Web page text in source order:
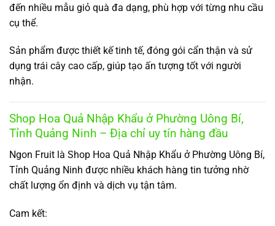
đến nhiều mẫu giỏ quà đa dạng, phù hợp với từng nhu cầu
cụ thể.
Sản phẩm được thiết kế tinh tế, đóng gói cẩn thận và sử
dụng trái cây cao cấp, giúp tạo ấn tượng tốt với người
nhận.
Shop Hoa Quả Nhập Khẩu ở Phường Uông Bí,
Tỉnh Quảng Ninh – Địa chỉ uy tín hàng đầu
Ngon Fruit là Shop Hoa Quả Nhập Khẩu ở Phường Uông Bí,
Tỉnh Quảng Ninh được nhiều khách hàng tin tưởng nhờ
chất lượng ổn định và dịch vụ tận tâm.
Cam kết: